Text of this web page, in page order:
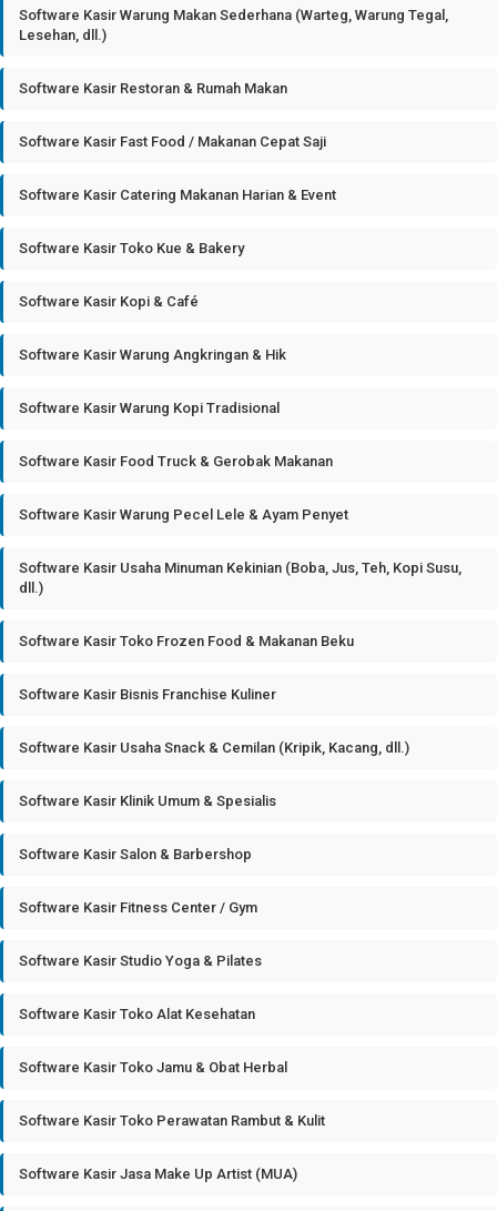
Software Kasir Warung Makan Sederhana (Warteg, Warung Tegal,
Lesehan, dll.)
Software Kasir Restoran & Rumah Makan
Software Kasir Fast Food / Makanan Cepat Saji
Software Kasir Catering Makanan Harian & Event
Software Kasir Toko Kue & Bakery
Software Kasir Kopi & Café
Software Kasir Warung Angkringan & Hik
Software Kasir Warung Kopi Tradisional
Software Kasir Food Truck & Gerobak Makanan
Software Kasir Warung Pecel Lele & Ayam Penyet
Software Kasir Usaha Minuman Kekinian (Boba, Jus, Teh, Kopi Susu,
dll.)
Software Kasir Toko Frozen Food & Makanan Beku
Software Kasir Bisnis Franchise Kuliner
Software Kasir Usaha Snack & Cemilan (Kripik, Kacang, dll.)
Software Kasir Klinik Umum & Spesialis
Software Kasir Salon & Barbershop
Software Kasir Fitness Center / Gym
Software Kasir Studio Yoga & Pilates
Software Kasir Toko Alat Kesehatan
Software Kasir Toko Jamu & Obat Herbal
Software Kasir Toko Perawatan Rambut & Kulit
Software Kasir Jasa Make Up Artist (MUA)